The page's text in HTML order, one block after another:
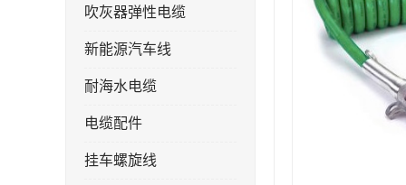
吹灰器弹性电缆
新能源汽车线
耐海水电缆
电缆配件
挂车螺旋线